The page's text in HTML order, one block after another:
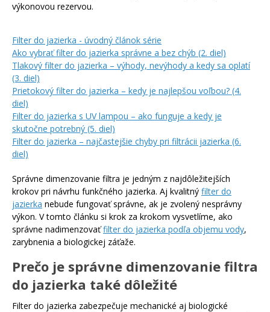
výkonovou rezervou.
Filter do jazierka - úvodný článok série
Ako vybrať filter do jazierka správne a bez chýb (2. diel)
Tlakový filter do jazierka – výhody, nevýhody a kedy sa oplatí
(3. diel)
Prietokový filter do jazierka – kedy je najlepšou voľbou? (4.
diel)
Filter do jazierka s UV lampou – ako funguje a kedy je
skutočne potrebný (5. diel)
Filter do jazierka – najčastejšie chyby pri filtrácii jazierka (6.
diel)
Správne dimenzovanie filtra je jedným z najdôležitejších
krokov pri návrhu funkčného jazierka. Aj kvalitný filter do
jazierka nebude fungovať správne, ak je zvolený nesprávny
výkon. V tomto článku si krok za krokom vysvetlíme, ako
správne nadimenzovaťfilter do jazierka podľa objemu vody,
zarybnenia a biologickej záťaže.
Prečo je správne dimenzovanie filtra
do jazierka také dôležité
Filter do jazierka zabezpečuje mechanické aj biologické